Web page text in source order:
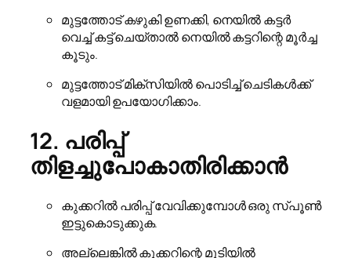
മുട്ടത്തോട് കഴുകി ഉണക്കി, നെയിൽ കട്ടർ
വെച്ച് കട്ട് ചെയ്താൽ നെയിൽ കട്ടറിന്റെ മൂർച്ച
കൂടും.
മുട്ടത്തോട് മിക്സിയിൽ പൊടിച്ച് ചെടികൾക്ക്
വളമായി ഉപയോഗിക്കാം.
12. പരിപ്പ്
തിളച്ചുപോകാതിരിക്കാൻ
കുക്കറിൽ പരിപ്പ് വേവിക്കുമ്പോൾ ഒരു സ്പൂൺ
ഇട്ടുകൊടുക്കുക.
അല്ലെങ്കിൽ കുക്കറിന്റെ മൂടിയിൽ